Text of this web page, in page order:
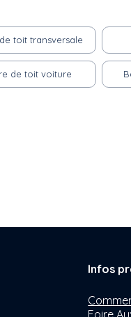
toit transversale
de toit voiture
Infos
Foire